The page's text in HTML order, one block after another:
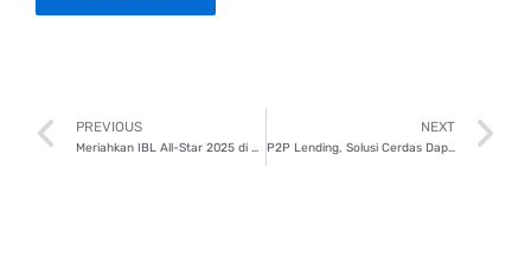
Prev
PREVIOUS
Meriahkan IBL All-Star 2025 di Britama Arena, Dapatkan Tiketmu Sekarang!
NEXT
P2P Lending, Solusi Cerdas Dapat Modal Usaha Tanpa Ribet